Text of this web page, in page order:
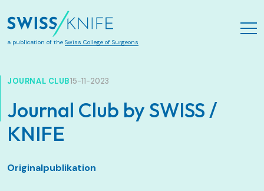
Zum Hauptinhalt springen
a publication of the Swiss College of Surgeons
JOURNAL CLUB15-11-2023
Journal Club by SWISS /
KNIFE
Originalpublikation